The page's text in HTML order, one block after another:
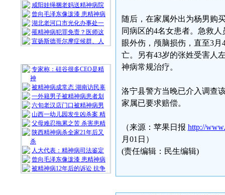
咸阳娃绳捆老妈送精神病院
曾向毛泽东像泼漆 患精神病
湖北老河口市光化办事处一
罹精神病犯罪免责？医师这
宣扬斯德哥尔摩症候群、人
专家称：硅谷很多CEO是精
神
被精神病成常态 湖南访民辜
一外籍男子被精神病患者划
六旬老汉店门口被精神病男
山西一幼儿园发生凶杀案 精
父母难忍拖累之苦 杀害患精
陕西精神病杀全家21年后又
杀
人大代表：精神病司法鉴定
曾向毛泽东像泼漆 患精神病
被精神病12年后的诉讼 抗争
随后，在家属外出为杨男购
同病区的4名女患者。急救
眼外伤，颅脑损伤，直至3
亡。另有43岁的张姓受害人
神病常规治疗。
洛宁县警方当晚已介入调查
家属已要求赔偿。
（来源：苹果日报 http://
月01日）
(责任编辑：民生编辑)